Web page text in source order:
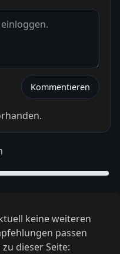
Kommentieren
keine weiteren
passen
dieser Seite: